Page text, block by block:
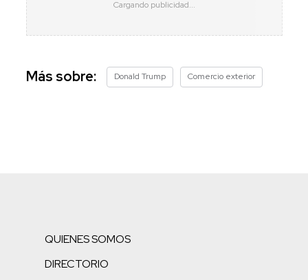
Más sobre: Donald Trump Comercio exterior
QUIENES SOMOS
DIRECTORIO